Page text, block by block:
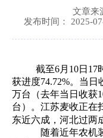
文章来
发布时间： 2025-
截至6月10日17
获进度74.72%。当日
万台（去年当日收获
台）。江苏麦收正在
东近六成，河北过两
随着近年农机装